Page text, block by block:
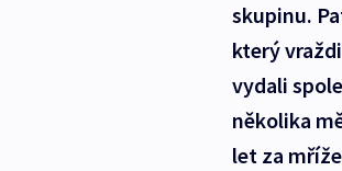
skupinu.
který
vydali
několika
let za